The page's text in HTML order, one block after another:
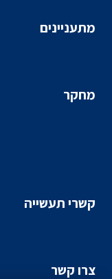
מתעניינים
מחקר
קשרי תעשייה
צרו קשר